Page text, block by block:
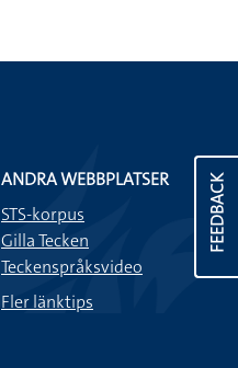
FEEDBACK
ANDRA WEBBPLATSER
STS-korpus
Gilla Tecken
Teckenspråksvideo
Fler länktips